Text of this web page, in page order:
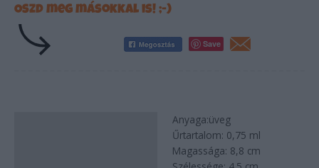
Oszd meg másokkal is! ;-)
Save
Anyaga:üveg
Űrtartalom: 0,75 ml
Magassága: 8,8 cm